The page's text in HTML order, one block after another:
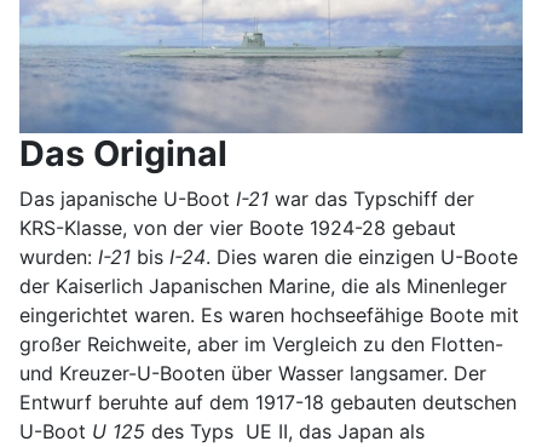
Das Original
Das japanische U-Boot I-21 war das Typschiff der
KRS-Klasse, von der vier Boote 1924-28 gebaut
wurden: I-21 bis I-24. Dies waren die einzigen U-Boote
der Kaiserlich Japanischen Marine, die als Minenleger
eingerichtet waren. Es waren hochseefähige Boote mit
großer Reichweite, aber im Vergleich zu den Flotten-
und Kreuzer-U-Booten über Wasser langsamer. Der
Entwurf beruhte auf dem 1917-18 gebauten deutschen
U-Boot U 125 des Typs UE II, das Japan als